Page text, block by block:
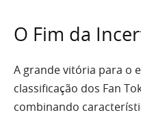
O Fim da
A grande vitória para o
classificação dos Fan
combinando